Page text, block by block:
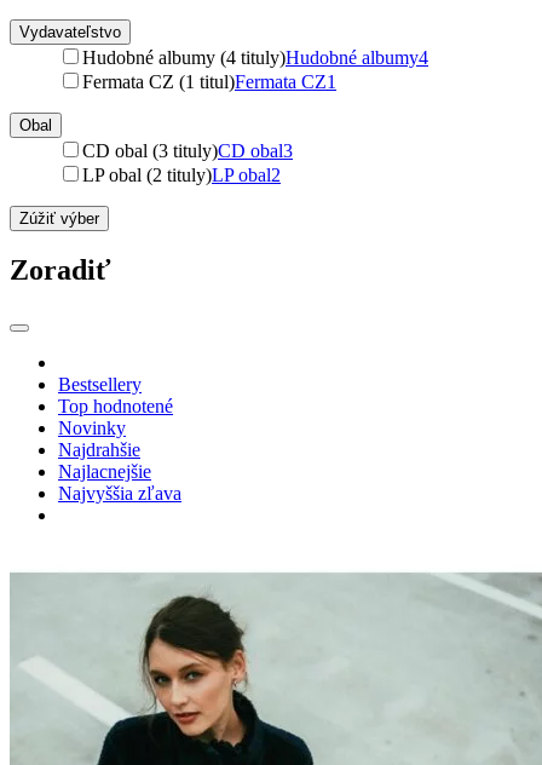
Vydavateľstvo
Hudobné albumy (4 tituly)Hudobné albumy4
Fermata CZ (1 titul)Fermata CZ1
Obal
CD obal (3 tituly)CD obal3
LP obal (2 tituly)LP obal2
Zúžiť výber
Zoradiť
Bestsellery
Top hodnotené
Novinky
Najdrahšie
Najlacnejšie
Najvyššia zľava